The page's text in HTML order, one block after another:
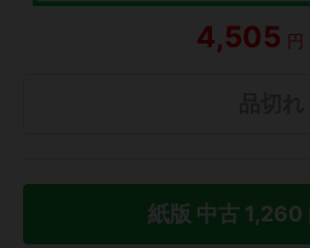
4,505 円
紙版 中古 1,260